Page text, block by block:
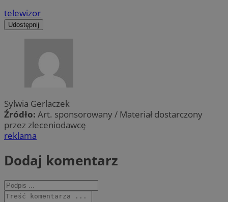
telewizor
Udostępnij
Sylwia Gerlaczek
Źródło: Art. sponsorowany / Materiał dostarczony
przez zleceniodawcę
reklama
Dodaj komentarz